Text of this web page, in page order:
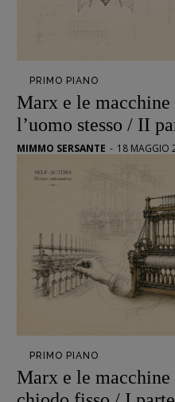
Libro & Film
Opera prima
DOSSIER
12 dicembre
Blade Runner
Editoria
Intelligenza
Maestri
Pasolini 1922-
Psichedelia
Scienza
Stranimondi
Tornare a
Valerio
Vampirismi
PRIMO PIANO
Marx e le
l’uomo stesso / II
MIMMO SERSANTE - 18 MAGGIO
PRIMO PIANO
Marx e le